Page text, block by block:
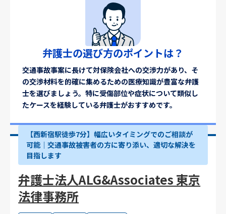
弁護士の選び方のポイントは？
交通事故事案に長けて対保険会社への交渉力があり、そ
の交渉材料を的確に集めるための医療知識が豊富な弁護
士を選びましょう。特に受傷部位や症状について類似し
たケースを経験している弁護士がおすすめです。
【西新宿駅徒歩7分】幅広いタイミングでのご相談が
可能｜交通事故被害者の方に寄り添い、適切な解決を
目指します
弁護士法人ALG&Associates 東京
法律事務所